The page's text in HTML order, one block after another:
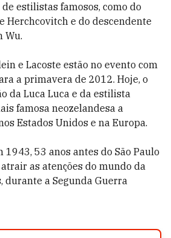
estilistas famosos, como do
Herchcovitch e do descendente
Wu.
e Lacoste estão no evento com
a primavera de 2012. Hoje, o
da Luca Luca e da estilista
famosa neozelandesa a
Estados Unidos e na Europa.
1943, 53 anos antes do São Paulo
as atenções do mundo da
durante a Segunda Guerra